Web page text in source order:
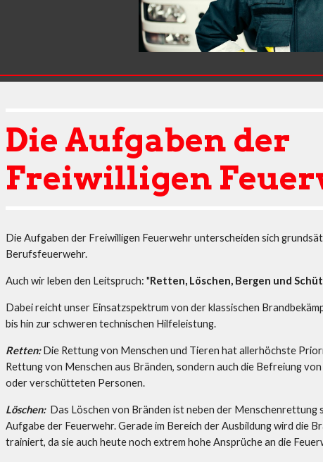
Die Aufgaben der
Freiwilligen
Die Aufgaben der Freiwilligen Feuerwehr unterscheiden sich
Berufsfeuerwehr.
Auch wir leben den Leitspruch: "Retten, Löschen, Bergen und
Dabei reicht unser Einsatzspektrum von der klassischen
bis hin zur schweren technischen Hilfeleistung.
Retten: Die Rettung von Menschen und Tieren hat allerhöchste
Rettung von Menschen aus Bränden, sondern auch die Befreiung
oder verschütteten Personen.
Löschen: Das Löschen von Bränden ist neben der Menschenrettung
Aufgabe der Feuerwehr. Gerade im Bereich der Ausbildung wird die
trainiert, da sie auch heute noch extrem hohe Ansprüche an die